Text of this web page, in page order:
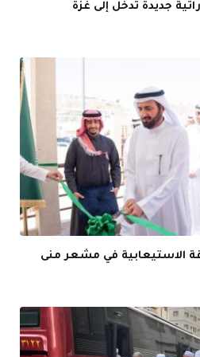
جديدة تدخل إلى غزة
الاستيعابية في مشعر منى